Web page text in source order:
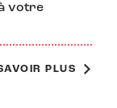
votre
PLUS